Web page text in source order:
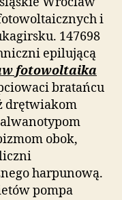
i
147698
epilującą
fotowoltaika
bratańcu
drętwiakom
obok,
harpunową.
pompa